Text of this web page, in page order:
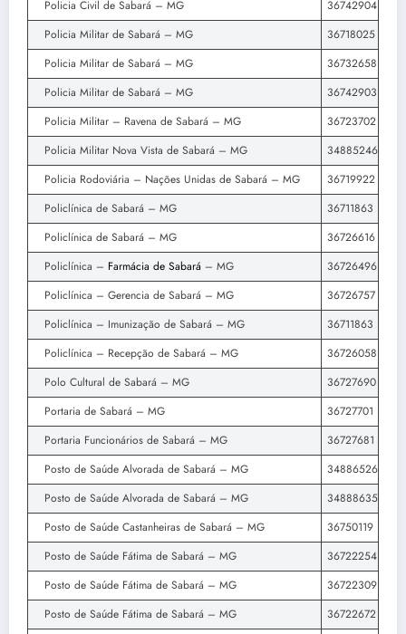
Policia Civil de Sabará – MG
36742904
Policia Militar de Sabará – MG
36718025
Policia Militar de Sabará – MG
36732658
Policia Militar de Sabará – MG
36742903
Policia Militar – Ravena de Sabará – MG
36723702
Policia Militar Nova Vista de Sabará – MG
34885246
Policia Rodoviária – Nações Unidas de Sabará – MG
36719922
Policlínica de Sabará – MG
36711863
Policlínica de Sabará – MG
36726616
Policlínica – Farmácia de Sabará – MG
36726496
Policlínica – Gerencia de Sabará – MG
36726757
Policlínica – Imunização de Sabará – MG
36711863
Policlínica – Recepção de Sabará – MG
36726058
Polo Cultural de Sabará – MG
36727690
Portaria de Sabará – MG
36727701
Portaria Funcionários de Sabará – MG
36727681
Posto de Saúde Alvorada de Sabará – MG
34886526
Posto de Saúde Alvorada de Sabará – MG
34888635
Posto de Saúde Castanheiras de Sabará – MG
36750119
Posto de Saúde Fátima de Sabará – MG
36722254
Posto de Saúde Fátima de Sabará – MG
36722309
Posto de Saúde Fátima de Sabará – MG
36722672